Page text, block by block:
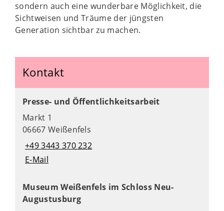
sondern auch eine wunderbare Möglichkeit, die
Sichtweisen und Träume der jüngsten
Generation sichtbar zu machen.
Kontakt
Presse- und Öffentlichkeitsarbeit
Markt 1
06667 Weißenfels
+49 3443 370 232
E-Mail
Museum Weißenfels im Schloss Neu-
Augustusburg